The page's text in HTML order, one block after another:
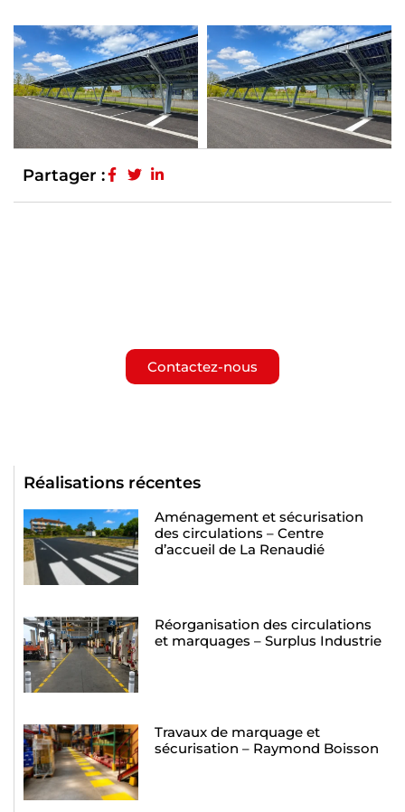
Partager :
Contactez-nous
Réalisations récentes
Aménagement et sécurisation
des circulations – Centre
d’accueil de La Renaudié
Réorganisation des circulations
et marquages – Surplus Industrie
Travaux de marquage et
sécurisation – Raymond Boisson